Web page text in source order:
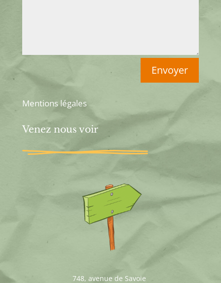
Envoyer
Mentions légales
Venez nous voir
748, avenue de Savoie